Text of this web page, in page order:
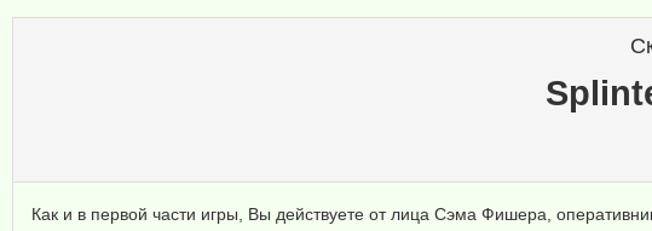
Как и в первой части игры, Вы действуете от лица Сэма Фишера,